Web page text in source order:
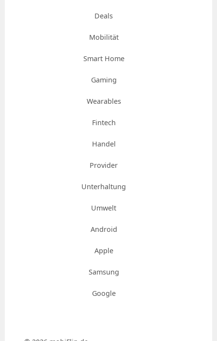
Deals
Mobilität
Smart Home
Gaming
Wearables
Fintech
Handel
Provider
Unterhaltung
Umwelt
Android
Apple
Samsung
Google